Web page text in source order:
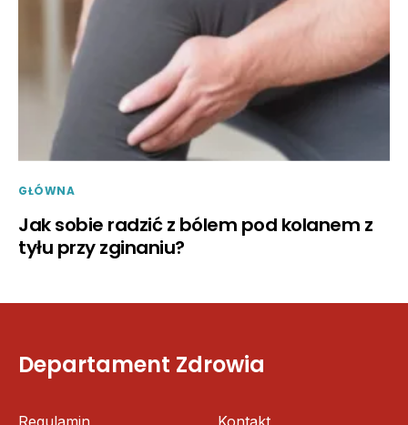
GŁÓWNA
Jak sobie radzić z bólem pod kolanem z
tyłu przy zginaniu?
Departament Zdrowia
Regulamin Kontakt